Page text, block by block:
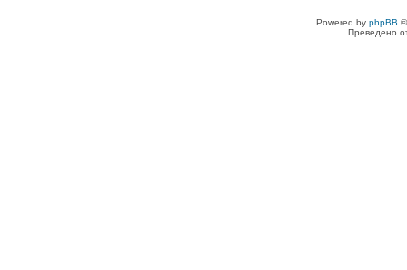
Powered by phpBB
Преведено